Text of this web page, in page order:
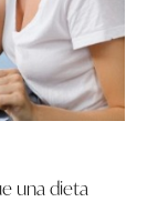
una dieta